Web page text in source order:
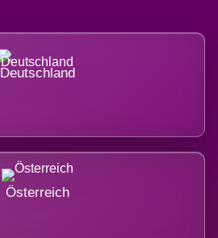
Deutschland
Österreich